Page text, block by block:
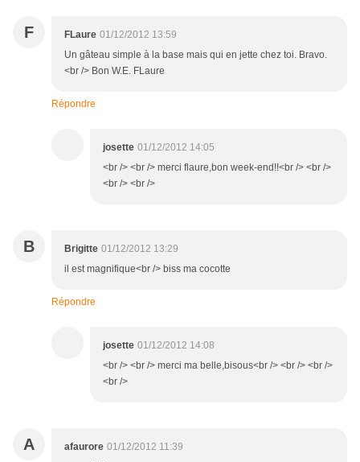
F FLaure 01/12/2012 13:59
Un gâteau simple à la base mais qui en jette chez toi. Bravo.
<br /> Bon W.E. FLaure
Répondre
josette 01/12/2012 14:05
<br /> <br /> merci flaure,bon week-end!!<br /> <br />
<br /> <br />
B Brigitte 01/12/2012 13:29
il est magnifique<br /> biss ma cocotte
Répondre
josette 01/12/2012 14:08
<br /> <br /> merci ma belle,bisous<br /> <br /> <br />
<br />
A afaurore 01/12/2012 11:39